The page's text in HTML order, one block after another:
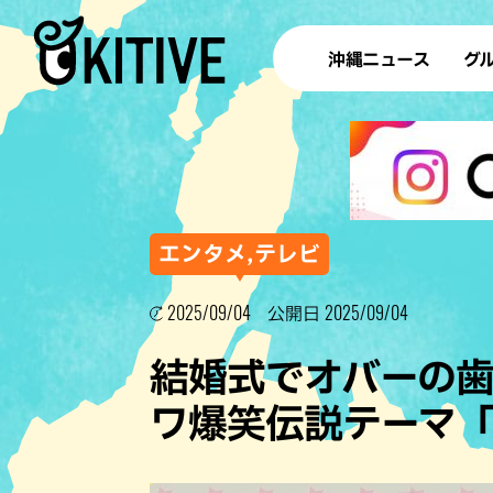
沖縄ニュース グ
ラ
テイ
すし
ステー
その他
エンタメ,テレビ
2025/09/04 公開日 2025/09/04
結婚式でオバーの
ワ爆笑伝説テーマ